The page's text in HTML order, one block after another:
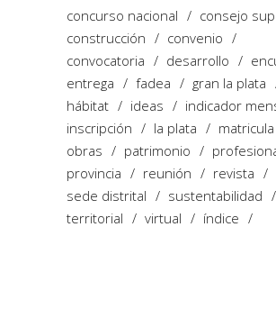
concurso nacional
consejo
construcción
convenio
convocatoria
desarrollo
entrega
fadea
gran la plata
hábitat
ideas
indicador
inscripción
la plata
matricula
obras
patrimonio
provincia
reunión
revista
sede distrital
sustentabilidad
territorial
virtual índice